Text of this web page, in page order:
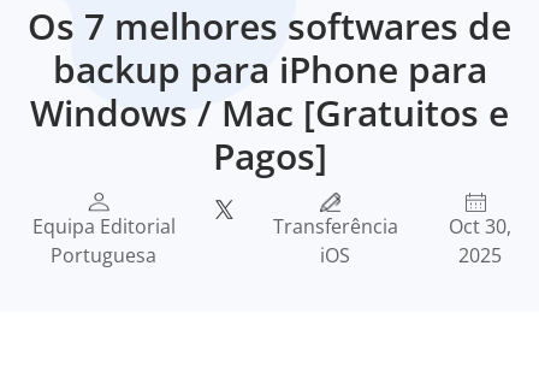
Os 7 melhores softwares de
backup para iPhone para
Windows / Mac [Gratuitos e
Pagos]
Equipa Editorial
Portuguesa
Transferência
iOS
Oct 30,
2025